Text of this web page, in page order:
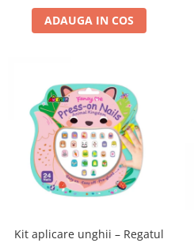
ADAUGA IN COS
Kit aplicare unghii – Regatul